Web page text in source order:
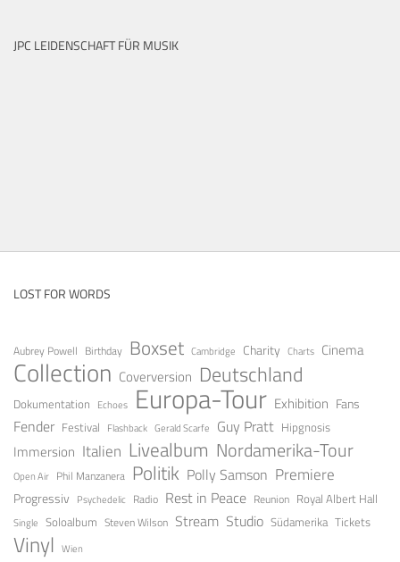
JPC LEIDENSCHAFT FÜR MUSIK
LOST FOR WORDS
Aubrey Powell Birthday Boxset Cambridge Charity Charts Cinema
Collection Coverversion Deutschland
Dokumentation Echoes Europa-Tour Exhibition Fans
Fender Festival Flashback Gerald Scarfe Guy Pratt Hipgnosis
Immersion Italien Livealbum Nordamerika-Tour
Open Air Phil Manzanera Politik Polly Samson Premiere
Progressiv Psychedelic Radio Rest in Peace Reunion Royal Albert Hall
Single Soloalbum Steven Wilson Stream Studio Südamerika Tickets
Vinyl Wien